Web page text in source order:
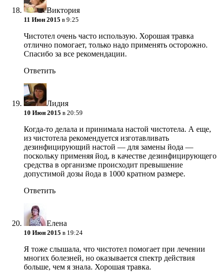
Виктория
11 Июн 2015 в 9:25
Чистотел очень часто использую. Хорошая травка
отлично помогает, только надо применять осторожно.
Спасибо за все рекомендации.
Ответить
Лидия
10 Июн 2015 в 20:59
Когда-то делала и принимала настой чистотела. А еще,
из чистотела рекомендуется изготавливать
дезинфицирующий настой — для замены йода —
поскольку применяя йод, в качестве дезинфицирующего
средства в организме происходит превышение
допустимой дозы йода в 1000 кратном размере.
Ответить
Елена
10 Июн 2015 в 19:24
Я тоже слышала, что чистотел помогает при лечении
многих болезней, но оказывается спектр действия
больше, чем я знала. Хорошая травка.